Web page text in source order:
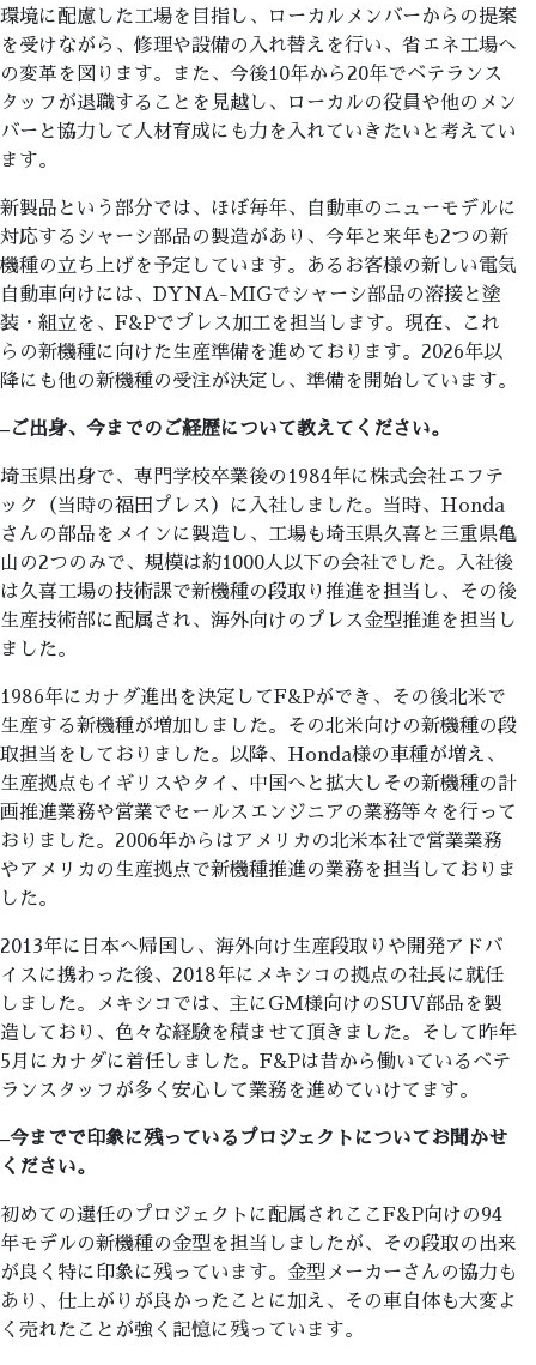
環境に配慮した工場を目指し、ローカルメンバーからの提案
を受けながら、修理や設備の入れ替えを行い、省エネ工場へ
の変革を図ります。また、今後10年から20年でベテランス
タッフが退職することを見越し、ローカルの役員や他のメン
バーと協力して人材育成にも力を入れていきたいと考えてい
ます。
新製品という部分では、ほぼ毎年、自動車のニューモデルに
対応するシャーシ部品の製造があり、今年と来年も2つの新
機種の立ち上げを予定しています。あるお客様の新しい電気
自動車向けには、DYNA-MIGでシャーシ部品の溶接と塗
装・組立を、F&Pでプレス加工を担当します。現在、これ
らの新機種に向けた生産準備を進めております。2026年以
降にも他の新機種の受注が決定し、準備を開始しています。
–ご出身、今までのご経歴について教えてください。
埼玉県出身で、専門学校卒業後の1984年に株式会社エフテ
ック（当時の福田プレス）に入社しました。当時、Honda
さんの部品をメインに製造し、工場も埼玉県久喜と三重県亀
山の2つのみで、規模は約1000人以下の会社でした。入社後
は久喜工場の技術課で新機種の段取り推進を担当し、その後
生産技術部に配属され、海外向けのプレス金型推進を担当し
ました。
1986年にカナダ進出を決定してF&Pができ、その後北米で
生産する新機種が増加しました。その北米向けの新機種の段
取担当をしておりました。以降、Honda様の車種が増え、
生産拠点もイギリスやタイ、中国へと拡大しその新機種の計
画推進業務や営業でセールスエンジニアの業務等々を行って
おりました。2006年からはアメリカの北米本社で営業業務
やアメリカの生産拠点で新機種推進の業務を担当しておりま
した。
2013年に日本へ帰国し、海外向け生産段取りや開発アドバ
イスに携わった後、2018年にメキシコの拠点の社長に就任
しました。メキシコでは、主にGM様向けのSUV部品を製
造しており、色々な経験を積ませて頂きました。そして昨年
5月にカナダに着任しました。F&Pは昔から働いているベテ
ランスタッフが多く安心して業務を進めていけてます。
–今までで印象に残っているプロジェクトについてお聞かせ
ください。
初めての選任のプロジェクトに配属されここF&P向けの94
年モデルの新機種の金型を担当しましたが、その段取の出来
が良く特に印象に残っています。金型メーカーさんの協力も
あり、仕上がりが良かったことに加え、その車自体も大変よ
く売れたことが強く記憶に残っています。